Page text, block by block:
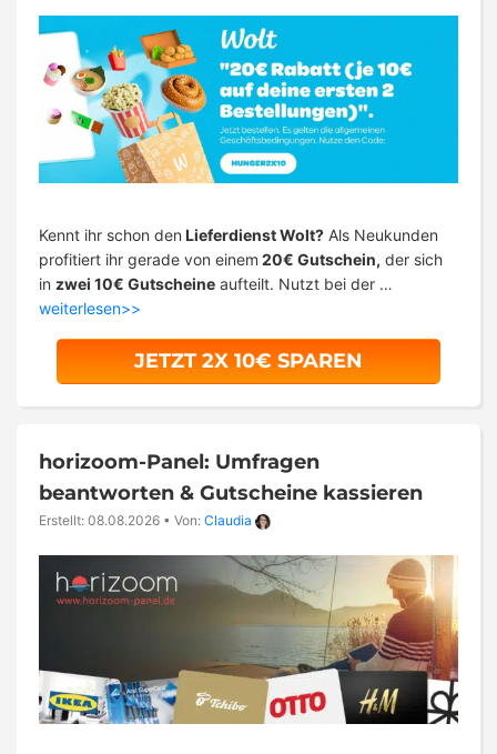
Kennt ihr schon den Lieferdienst Wolt? Als Neukunden
profitiert ihr gerade von einem 20€ Gutschein, der sich
in zwei 10€ Gutscheine aufteilt. Nutzt bei der …
weiterlesen>>
JETZT 2X 10€ SPAREN
horizoom-Panel: Umfragen
beantworten & Gutscheine kassieren
Erstellt: 08.08.2026 • Von: Claudia